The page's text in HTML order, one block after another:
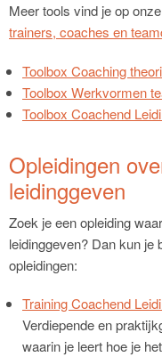
Meer tools vind je op onze
trainers, coaches en
Toolbox Coaching
Toolbox Werkvormen
Toolbox Coachend
Opleidingen
leidinggeven
Zoek je een opleiding
leidinggeven? Dan kun
opleidingen:
Training Coachend
Verdiepende en
waarin je leert hoe je